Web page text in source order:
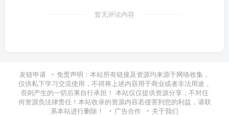
暂无评论内容
友链申请
免责声明：本站所有链接及资源均来源于网络收集，
仅供私下学习交流使用，不得将上述内容用于商业或者非法用途，
否则产生的一切后果自行承担！ 本站仅仅提供资源分享，不对任
何资源负法律责任！本站收录的资源内容若侵害到您的利益，请联
系本站进行删除！
广告合作 关于我们